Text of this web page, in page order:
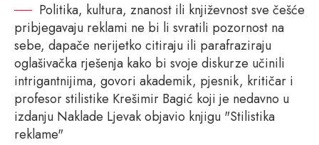
Politika, kultura, znanost ili književnost sve češće
pribjegavaju reklami ne bi li svratili pozornost na
sebe, dapače nerijetko citiraju ili parafraziraju
oglašivačka rješenja kako bi svoje diskurze učinili
intrigantnijima, govori akademik, pjesnik, kritičar i
profesor stilistike Krešimir Bagić koji je nedavno u
izdanju Naklade Ljevak objavio knjigu "Stilistika
reklame"